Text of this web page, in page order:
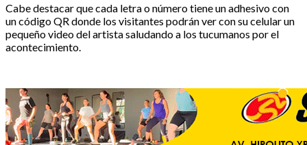
Cabe destacar que cada letra o número tiene un adhesivo con
un código QR donde los visitantes podrán ver con su celular un
pequeño video del artista saludando a los tucumanos por el
acontecimiento.